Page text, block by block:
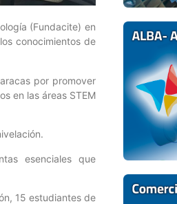
(Fundacite) en
conocimientos de
por promover
en las áreas STEM
esenciales que
15 estudiantes de